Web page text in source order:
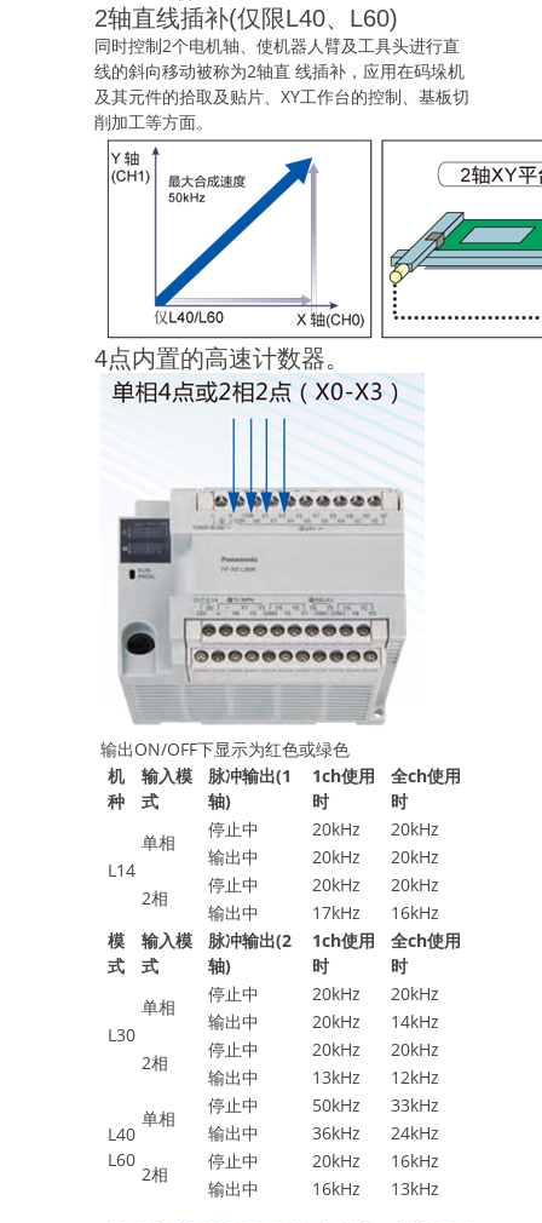
2轴直线插补(仅限L40、L60)
同时控制2个电机轴、使机器人臂及工具头进行直
线的斜向移动被称为2轴直 线插补，应用在码垛机
及其元件的拾取及贴片、XY工作台的控制、基板切
削加工等方面。
4点内置的高速计数器。
输出ON/OFF下显示为红色或绿色
机
种
输入模
式
脉冲输出(1
轴)
1ch使用
时
全ch使用
时
L14
单相
停止中 20kHz
20kHz
输出中
20kHz
20kHz
2相
停止中 20kHz
20kHz
输出中
17kHz
16kHz
模
式
输入模
式
脉冲输出(2
轴)
1ch使用
时
全ch使用
时
L30
单相
停止中 20kHz
20kHz
输出中
20kHz
14kHz
2相
停止中 20kHz
20kHz
输出中
13kHz 12kHz
L40
L60
单相
停止中 50kHz
33kHz
输出中
36kHz
24kHz
2相
停止中 20kHz
16kHz
输出中
16kHz 13kHz